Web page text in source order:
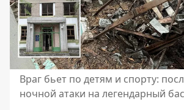
Враг бьет по детям и спорту:
ночной атаки на легендарный